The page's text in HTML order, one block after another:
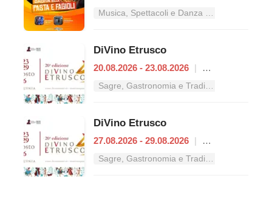
DiVino Etrusco
20.08.2026 - 23.08.2026 |
DiVino Etrusco
27.08.2026 - 29.08.2026 |